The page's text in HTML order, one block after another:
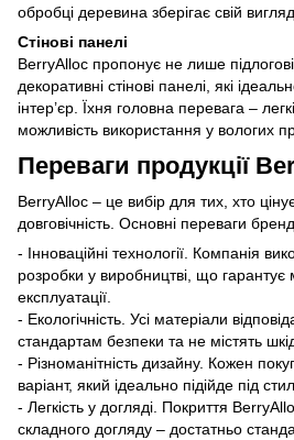
обробці деревина зберігає свій
Стінові панелі
BerryAlloc пропонує не лише
декоративні стінові панелі, які
інтер’єр. Їхня головна перевага –
можливість використання у вологих
Переваги продукції
BerryAlloc – це вибір для тих, хто
довговічність. Основні переваги
- Інноваційні технології. Компанія
розробки у виробництві, що гарантує
експлуатації.
- Екологічність. Усі матеріали
стандартам безпеки та не містять
- Різноманітність дизайну. Кожен
варіант, який ідеально підійде під
- Легкість у догляді. Покриття
складного догляду – достатньо